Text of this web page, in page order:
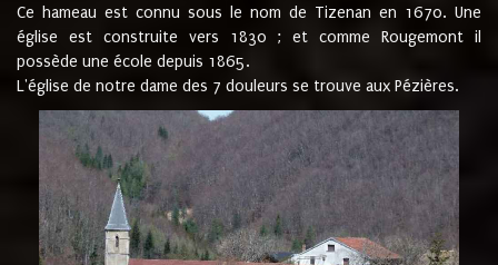
Ce hameau est connu sous le nom de Tizenan en 1670. Une
église est construite vers 1830 ; et comme Rougemont il
possède une école depuis 1865.
L'église de notre dame des 7 douleurs se trouve aux Pézières.